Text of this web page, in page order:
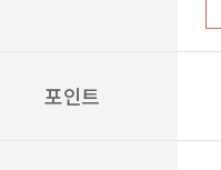
포인트